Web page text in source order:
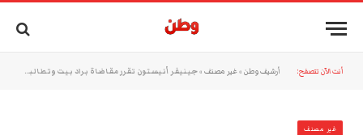
أنت الآن تتصفح: أرشيف وطن »غير مصنف »جينيفر أنيستون تقرر مقاضاة براد بيت وتطالبه بـ 100 مليون دولار.. تفاصيل صادمة!
غير مصنف